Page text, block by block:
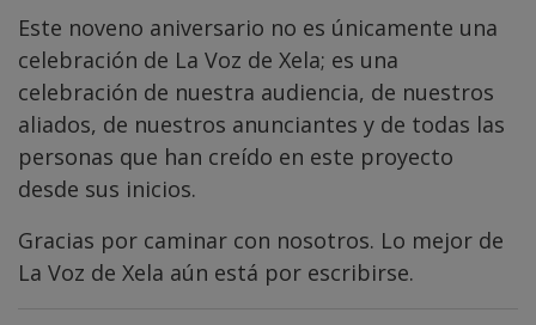
Este noveno aniversario no es únicamente una
celebración de La Voz de Xela; es una
celebración de nuestra audiencia, de nuestros
aliados, de nuestros anunciantes y de todas las
personas que han creído en este proyecto
desde sus inicios.
Gracias por caminar con nosotros. Lo mejor de
La Voz de Xela aún está por escribirse.